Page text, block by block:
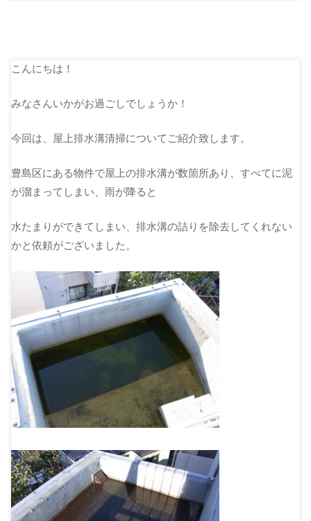
こんにちは！
みなさんいかがお過ごしでしょうか！
今回は、屋上排水溝清掃についてご紹介致します。
豊島区にある物件で屋上の排水溝が数箇所あり、すべてに泥
が溜まってしまい、雨が降ると
水たまりができてしまい、排水溝の詰りを除去してくれない
かと依頼がございました。